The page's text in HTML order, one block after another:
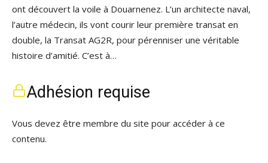
ont découvert la voile à Douarnenez. L’un architecte naval,
l’autre médecin, ils vont courir leur première transat en
double, la Transat AG2R, pour pérenniser une véritable
histoire d’amitié. C’est à…
Adhésion requise
Vous devez être membre du site pour accéder à ce
contenu.